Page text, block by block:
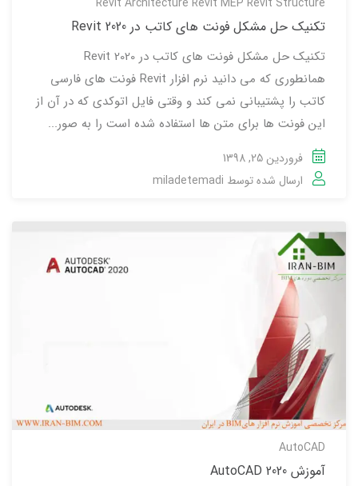
تکنیک حل مشکل فونت های کاتب در Revit 2020
تکنیک حل مشکل فونت های کاتب در Revit 2020
همانطوری که می دانید نرم افزار Revit فونت های فارسی
کاتب را پشتیبانی نمی کند و وقتی فایل اتوکدی که در آن از
این فونت ها برای متن ها استفاده شده است را به صور...
فروردین 25, 1398
ارسال شده توسط miladetemadi
AutoCAD
آموزش AutoCAD 2020